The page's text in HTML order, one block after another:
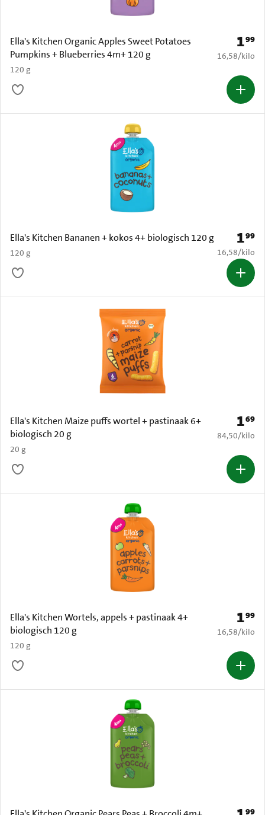
Ella's Kitchen Organic Apples Sweet Potatoes
Pumpkins + Blueberries 4m+ 120 g
120 g
Prijs:
199
€ 16,58 per
16,58/kilo
Ella's Kitchen Bananen + kokos 4+ biologisch 120 g
120 g
Prijs:
199
€ 16,58 per
16,58/kilo
Ella's Kitchen Maize puffs wortel + pastinaak 6+
biologisch 20 g
20 g
Prijs:
169
€ 84,50 per
84,50/kilo
Ella's Kitchen Wortels, appels + pastinaak 4+
biologisch 120 g
120 g
Prijs:
199
€ 16,58 per
16,58/kilo
99